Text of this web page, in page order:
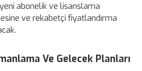
abonelik ve lisanslama
ve rekabetçi fiyatlandırma
Ve Gelecek Planları